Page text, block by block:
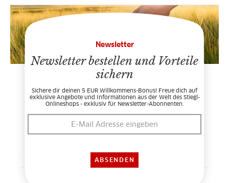
Newsletter
Newsletter bestellen und Vorteile
sichern
Sichere dir deinen 5 EUR Willkommens-Bonus! Freue dich auf
exklusive Angebote und Informationen aus der Welt des Stiegl-
Onlineshops - exklusiv für Newsletter-Abonnenten.